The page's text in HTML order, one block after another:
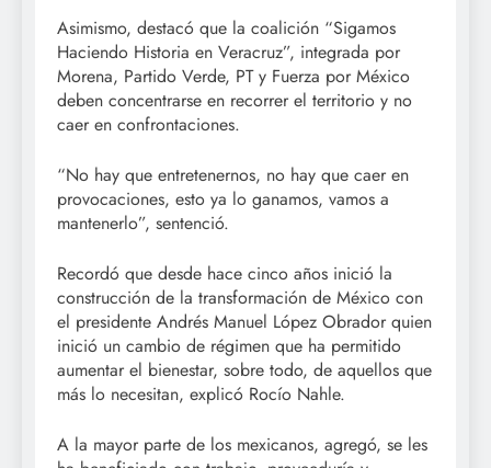
Asimismo, destacó que la coalición “Sigamos
Haciendo Historia en Veracruz”, integrada por
Morena, Partido Verde, PT y Fuerza por México
deben concentrarse en recorrer el territorio y no
caer en confrontaciones.
“No hay que entretenernos, no hay que caer en
provocaciones, esto ya lo ganamos, vamos a
mantenerlo”, sentenció.
Recordó que desde hace cinco años inició la
construcción de la transformación de México con
el presidente Andrés Manuel López Obrador quien
inició un cambio de régimen que ha permitido
aumentar el bienestar, sobre todo, de aquellos que
más lo necesitan, explicó Rocío Nahle.
A la mayor parte de los mexicanos, agregó, se les